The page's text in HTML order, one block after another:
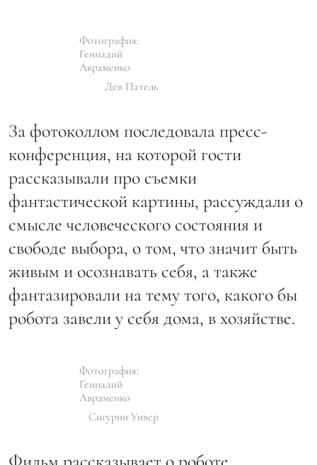
Фотография:
Геннадий
Авраменко
Дев Патель
За фотоколлом последовала пресс-
конференция, на которой гости
рассказывали про съемки
фантастической картины, рассуждали о
смысле человеческого состояния и
свободе выбора, о том, что значит быть
живым и осознавать себя, а также
фантазировали на тему того, какого бы
робота завели у себя дома, в хозяйстве.
Фотография:
Геннадий
Авраменко
Сигурни Уивер